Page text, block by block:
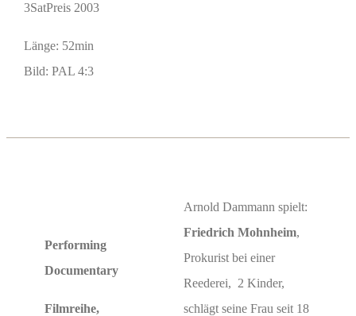
3SatPreis 2003
Länge: 52min
Bild: PAL 4:3
Performing
Documentary
Filmreihe,
Arnold Dammann spielt:
Friedrich Mohnheim,
Prokurist bei einer
Reederei, 2 Kinder,
schlägt seine Frau seit 18